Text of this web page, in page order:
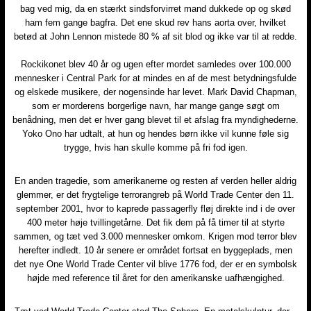
bag ved mig, da en stærkt sindsforvirret mand dukkede op og skød
ham fem gange bagfra. Det ene skud rev hans aorta over, hvilket
betød at John Lennon mistede 80 % af sit blod og ikke var til at redde.
Rockikonet blev 40 år og ugen efter mordet samledes over 100.000
mennesker i Central Park for at mindes en af de mest betydningsfulde
og elskede musikere, der nogensinde har levet. Mark David Chapman,
som er morderens borgerlige navn, har mange gange søgt om
benådning, men det er hver gang blevet til et afslag fra myndighederne.
Yoko Ono har udtalt, at hun og hendes børn ikke vil kunne føle sig
trygge, hvis han skulle komme på fri fod igen.
En anden tragedie, som amerikanerne og resten af verden heller aldrig
glemmer, er det frygtelige terrorangreb på World Trade Center den 11.
september 2001, hvor to kaprede passagerfly fløj direkte ind i de over
400 meter høje tvillingetårne. Det fik dem på få timer til at styrte
sammen, og tæt ved 3.000 mennesker omkom. Krigen mod terror blev
herefter indledt. 10 år senere er området fortsat en byggeplads, men
det nye One World Trade Center vil blive 1776 fod, der er en symbolsk
højde med reference til året for den amerikanske uafhængighed.